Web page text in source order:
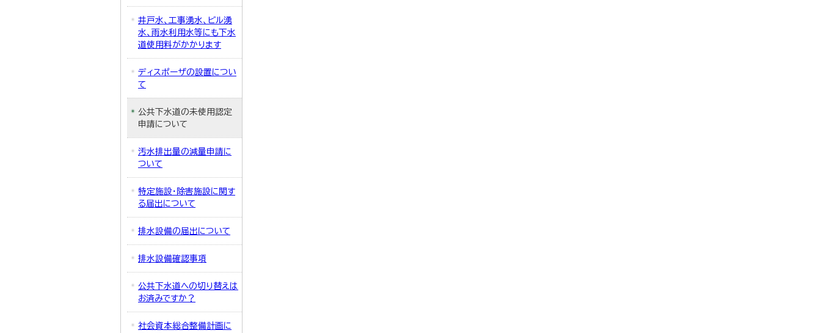
井戸水、工事湧水、ビル湧
水、雨水利用水等にも下水
道使用料がかかります
ディスポーザの設置につい
て
公共下水道の未使用認定
申請について
汚水排出量の減量申請に
ついて
特定施設・除害施設に関す
る届出について
排水設備の届出について
排水設備確認事項
公共下水道への切り替えは
お済みですか？
社会資本総合整備計画に